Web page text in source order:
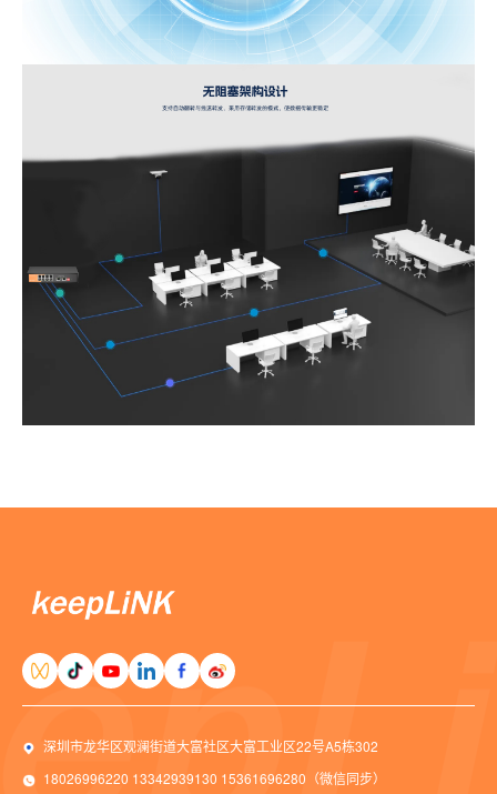
深圳市龙华区观澜街道大富社区大富工业区22号A5栋302
18026996220 13342939130 15361696280（微信同步）